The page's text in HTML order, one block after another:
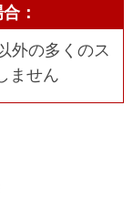
：
外の多くのス
ません